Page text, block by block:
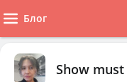
Блог
Show must